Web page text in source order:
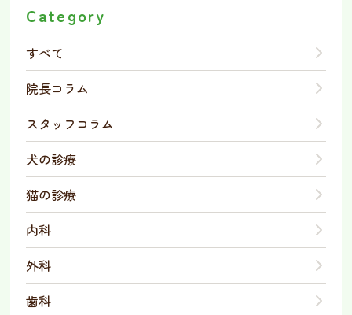
Category
すべて
院長コラム
スタッフコラム
犬の診療
猫の診療
内科
外科
歯科